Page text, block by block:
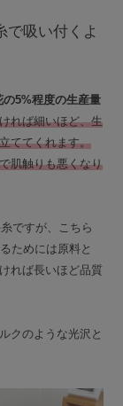
で吸い付くよ
の5%程度の生産量
れば細いほど、生
ててくれます。
肌触りも悪くなり
ですが、こちら
ためには原料と
れば長いほど品質
クのような光沢と